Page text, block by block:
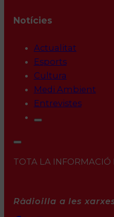
Notícies
Actualitat
Esports
Cultura
Medi Ambient
Entrevistes
TOTA LA INFORMACIÓ
Ràdioilla a les